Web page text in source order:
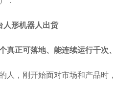
人形机器人出货
真正可落地、能连续运行千次
人，刚开始面对市场和产品时